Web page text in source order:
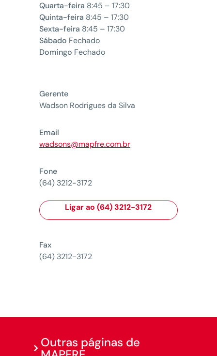
Quarta-feira 8:45 – 17:30
Quinta-feira 8:45 – 17:30
Sexta-feira 8:45 – 17:30
Sábado Fechado
Domingo Fechado
Gerente
Wadson Rodrigues da Silva
Email
wadsons@mapfre.com.br
Fone
(64) 3212-3172
Ligar ao (64) 3212-3172
Fax
(64) 3212-3172
Outras páginas de